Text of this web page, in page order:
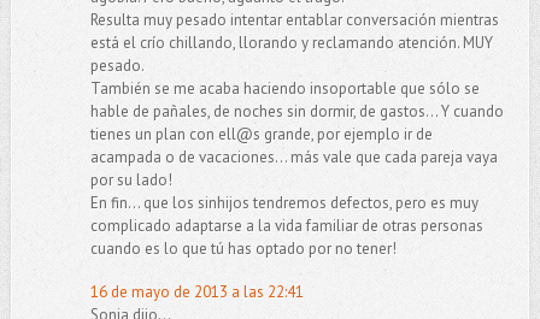
Resulta muy pesado intentar entablar conversación mientras
está el crío chillando, llorando y reclamando atención. MUY
pesado.
También se me acaba haciendo insoportable que sólo se
hable de pañales, de noches sin dormir, de gastos... Y cuando
tienes un plan con ell@s grande, por ejemplo ir de
acampada o de vacaciones... más vale que cada pareja vaya
por su lado!
En fin... que los sinhijos tendremos defectos, pero es muy
complicado adaptarse a la vida familiar de otras personas
cuando es lo que tú has optado por no tener!
16 de mayo de 2013 a las 22:41
Sonia dijo...